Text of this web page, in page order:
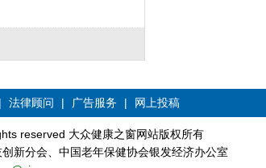
| 法律顾问 | 广告服务 | 网上投稿
reserved 大众健康之窗网站版权所有
新分会、中国老年保健协会银发经济办公室